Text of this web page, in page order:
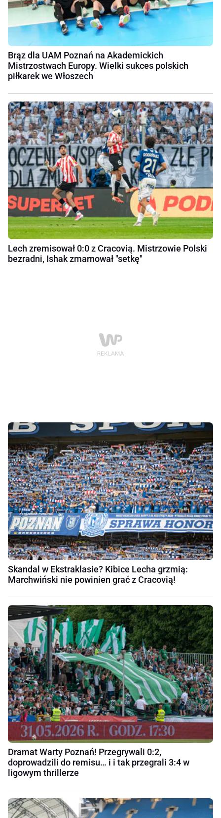
Brąz dla UAM Poznań na Akademickich
Mistrzostwach Europy. Wielki sukces polskich
piłkarek we Włoszech
Lech zremisował 0:0 z Cracovią. Mistrzowie Polski
bezradni, Ishak zmarnował "setkę"
Skandal w Ekstraklasie? Kibice Lecha grzmią:
Marchwiński nie powinien grać z Cracovią!
Dramat Warty Poznań! Przegrywali 0:2,
doprowadzili do remisu… i i tak przegrali 3:4 w
ligowym thrillerze